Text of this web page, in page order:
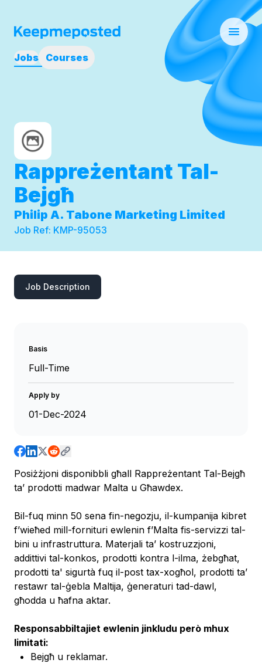
Jobs Courses
Rappreżentant Tal-
Bejgħ
Philip A. Tabone Marketing Limited
Job Ref: KMP-95053
Job Description
Basis
Full-Time
Apply by
01-Dec-2024
Posiżżjoni disponibbli għall Rappreżentant Tal-Bejgħ
ta’ prodotti madwar Malta u Għawdex.
Bil-fuq minn 50 sena fin-negozju, il-kumpanija kibret
f’wieħed mill-fornituri ewlenin f’Malta fis-servizzi tal-
bini u infrastruttura. Materjali ta’ kostruzzjoni,
addittivi tal-konkos, prodotti kontra l-ilma, żebgħat,
prodotti ta' sigurtà fuq il-post tax-xogħol, prodotti ta’
restawr tal-ġebla Maltija, ġeneraturi tad-dawl,
għodda u ħafna aktar.
Responsabbiltajiet ewlenin jinkludu però mhux
limitati:
Bejgħ u reklamar.